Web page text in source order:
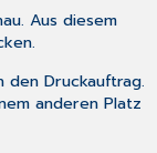
Aus diesem
den Druckauftrag.
anderen Platz